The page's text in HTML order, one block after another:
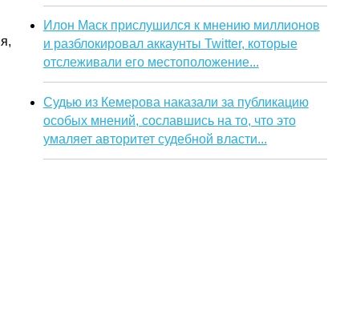
Илон Маск прислушился к мнению миллионов
и разблокировал аккаунты Twitter, которые
отслеживали его местоположение...
Судью из Кемерова наказали за публикацию
особых мнений, сославшись на то, что это
умаляет авторитет судебной власти...